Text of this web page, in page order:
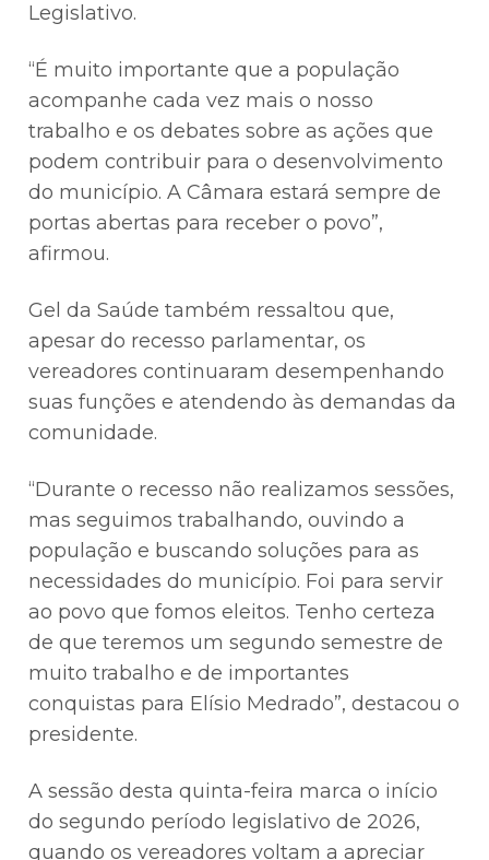
Legislativo.
“É muito importante que a população
acompanhe cada vez mais o nosso
trabalho e os debates sobre as ações que
podem contribuir para o desenvolvimento
do município. A Câmara estará sempre de
portas abertas para receber o povo”,
afirmou.
Gel da Saúde também ressaltou que,
apesar do recesso parlamentar, os
vereadores continuaram desempenhando
suas funções e atendendo às demandas da
comunidade.
“Durante o recesso não realizamos sessões,
mas seguimos trabalhando, ouvindo a
população e buscando soluções para as
necessidades do município. Foi para servir
ao povo que fomos eleitos. Tenho certeza
de que teremos um segundo semestre de
muito trabalho e de importantes
conquistas para Elísio Medrado”, destacou o
presidente.
A sessão desta quinta-feira marca o início
do segundo período legislativo de 2026,
quando os vereadores voltam a apreciar